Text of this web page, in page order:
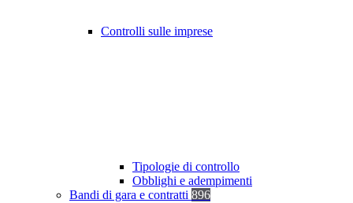
Controlli sulle imprese
Tipologie di controllo
Obblighi e adempimenti
Bandi di gara e contratti 896